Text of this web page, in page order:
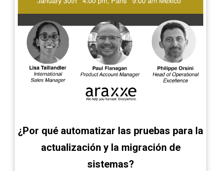
¿Por qué automatizar las pruebas para la
actualización y la migración de
sistemas?